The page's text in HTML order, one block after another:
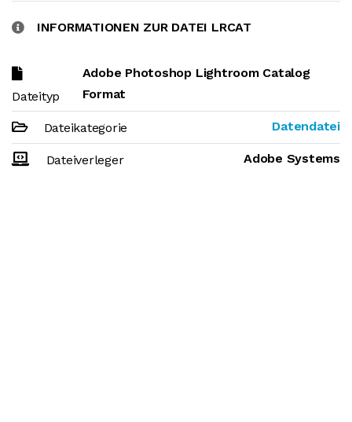
INFORMATIONEN ZUR DATEI LRCAT
Dateityp
Adobe Photoshop Lightroom Catalog
Format
Dateikategorie Datendatei
Dateiverleger Adobe Systems